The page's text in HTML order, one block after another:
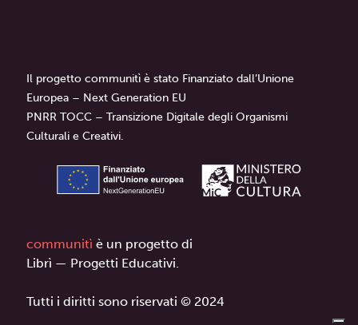
Il progetto communitì è stato Finanziato dall’Unione
Europea – Next Generation EU
PNRR TOCC – Transizione Digitale degli Organismi
Culturali e Creativi.
communitì è un progetto di
Librì — Progetti Educativi.
Tutti i diritti sono riservati © 2024